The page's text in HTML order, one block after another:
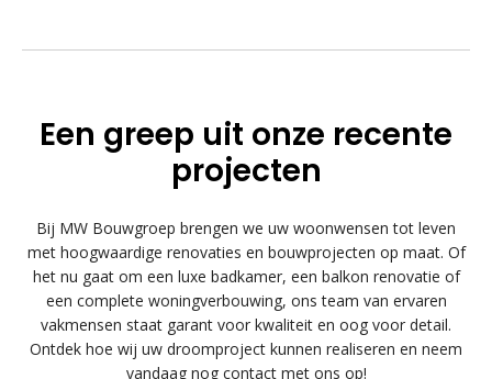
Een greep uit onze recente
projecten
Bij MW Bouwgroep brengen we uw woonwensen tot leven
met hoogwaardige renovaties en bouwprojecten op maat. Of
het nu gaat om een luxe badkamer, een balkon renovatie of
een complete woningverbouwing, ons team van ervaren
vakmensen staat garant voor kwaliteit en oog voor detail.
Ontdek hoe wij uw droomproject kunnen realiseren en neem
vandaag nog contact met ons op!